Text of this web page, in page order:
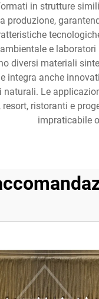
in strutture
e
diversi materiali
integra anche
Le
ristoranti e
impraticabile